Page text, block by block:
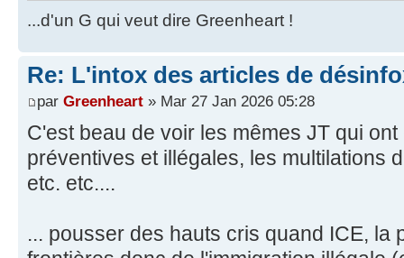
...d'un G qui veut dire Greenheart !
Re: L'intox des articles de
par Greenheart » Mar 27 Jan 2026 05:28
C'est beau de voir les mêmes JT qui
préventives et illégales, les multilations
etc. etc....
... pousser des hauts cris quand ICE, la